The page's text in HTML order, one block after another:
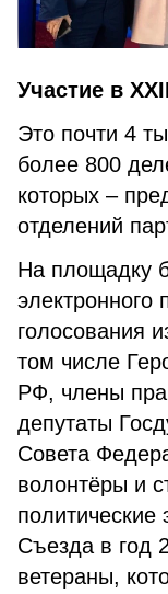
Участие в
Это почти 4
более 800
которых –
отделений
На площадку
электронного
голосования
том числе
РФ, члены
депутаты
Совета
волонтёры и
политические
Съезда в год
ветераны,